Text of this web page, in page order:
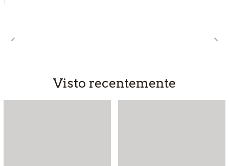
Visto recentemente